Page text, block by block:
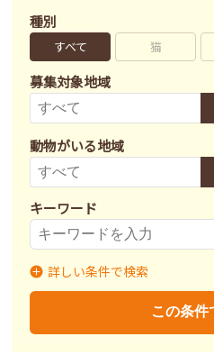
種別
すべて 猫
募集対象地域
動物がいる地域
キーワード
募集状況
不妊去勢手術
詳しい条件で検索
この条件